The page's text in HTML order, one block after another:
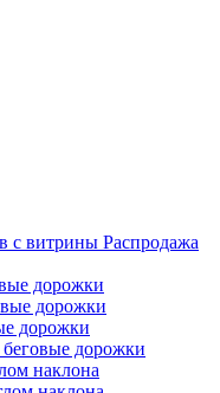
Распродажа
дорожки
дорожки
дорожки
дорожки
наклона